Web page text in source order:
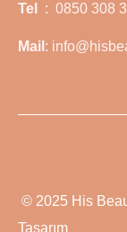
Tel : 0850 308
Mail :
© 2025 His
Tasarım